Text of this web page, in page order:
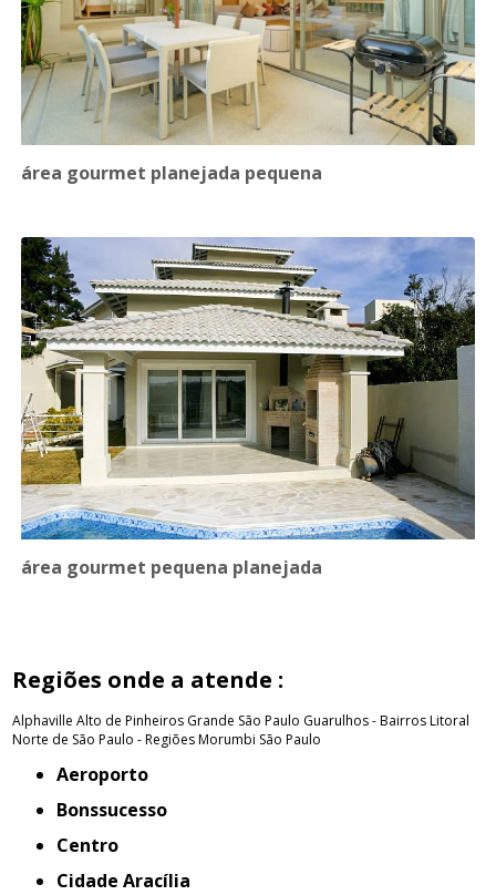
área gourmet planejada pequena
área gourmet pequena planejada
Regiões onde a atende :
Alphaville Alto de Pinheiros Grande São Paulo Guarulhos - BairrosLitoral
Norte de São Paulo - RegiõesMorumbi São Paulo
Aeroporto
Bonssucesso
Centro
Cidade Aracília